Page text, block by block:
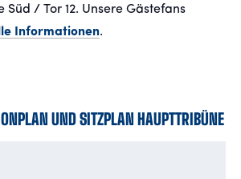
Süd / Tor 12. Unsere Gästefans
Informationen.
UND SITZPLAN HAUPTTRIBÜNE